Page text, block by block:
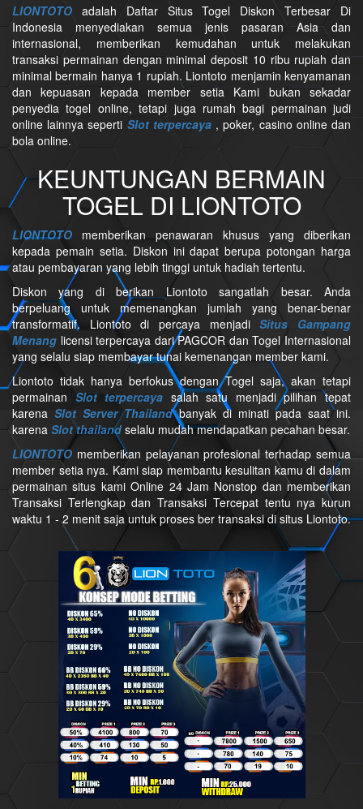
LIONTOTO adalah Daftar Situs Togel Diskon Terbesar Di
Indonesia menyediakan semua jenis pasaran Asia dan
internasional, memberikan kemudahan untuk melakukan
transaksi permainan dengan minimal deposit 10 ribu rupiah dan
minimal bermain hanya 1 rupiah. Liontoto menjamin kenyamanan
dan kepuasan kepada member setia Kami bukan sekadar
penyedia togel online, tetapi juga rumah bagi permainan judi
online lainnya seperti Slot terpercaya, poker, casino online dan
bola online.
KEUNTUNGAN BERMAIN
TOGEL DI LIONTOTO
LIONTOTO memberikan penawaran khusus yang diberikan
kepada pemain setia. Diskon ini dapat berupa potongan harga
atau pembayaran yang lebih tinggi untuk hadiah tertentu.
Diskon yang di berikan Liontoto sangatlah besar. Anda
berpeluang untuk memenangkan jumlah yang benar-benar
transformatif. Liontoto di percaya menjadiSitus Gampang
Menang licensi terpercaya dari PAGCOR dan Togel Internasional
yang selalu siap membayar tunai kemenangan member kami.
Liontoto tidak hanya berfokus dengan Togel saja, akan tetapi
permainan Slot terpercaya salah satu menjadi pilihan tepat
karena Slot Server Thailandbanyak di minati pada saat ini.
karena Slot thailand selalu mudah mendapatkan pecahan besar.
LIONTOTO memberikan pelayanan profesional terhadap semua
member setia nya. Kami siap membantu kesulitan kamu di dalam
permainan situs kami Online 24 Jam Nonstop dan memberikan
Transaksi Terlengkap dan Transaksi Tercepat tentu nya kurun
waktu 1 - 2 menit saja untuk proses ber transaksi di situs Liontoto.